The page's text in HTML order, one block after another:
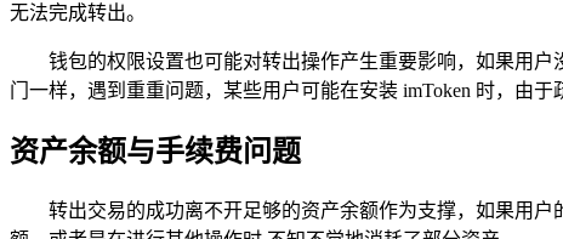
无法完成转出。
钱包的权限设置也可能对转出操作产生重要影响，如果用
门一样，遇到重重问题，某些用户可能在安装 imToken 时，由
资产余额与手续费问题
转出交易的成功离不开足够的资产余额作为支撑，如果用